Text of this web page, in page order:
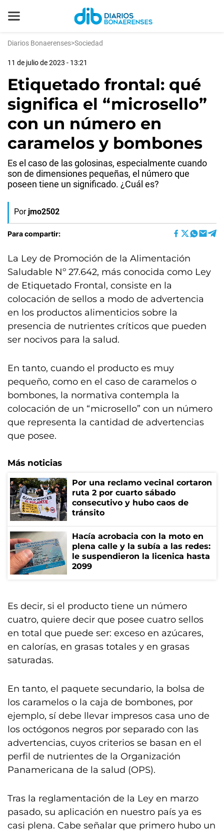
Diarios Bonaerenses>Sociedad
11 de julio de 2023 - 13:21
Etiquetado frontal: qué
significa el “microsello”
con un número en
caramelos y bombones
Es el caso de las golosinas, especialmente cuando
son de dimensiones pequeñas, el número que
poseen tiene un significado. ¿Cuál es?
Por jmo2502
Para compartir:
La Ley de Promoción de la Alimentación
Saludable Nº 27.642, más conocida como Ley
de Etiquetado Frontal, consiste en la
colocación de sellos a modo de advertencia
en los productos alimenticios sobre la
presencia de nutrientes críticos que pueden
ser nocivos para la salud.
En tanto, cuando el producto es muy
pequeño, como en el caso de caramelos o
bombones, la normativa contempla la
colocación de un “microsello” con un número
que representa la cantidad de advertencias
que posee.
Más noticias
Por una reclamo vecinal cortaron
ruta 2 por cuarto sábado
consecutivo y hubo caos de
tránsito
Hacía acrobacia con la moto en
plena calle y la subía a las redes:
le suspendieron la licenica hasta
2099
Es decir, si el producto tiene un número
cuatro, quiere decir que posee cuatro sellos
en total que puede ser: exceso en azúcares,
en calorías, en grasas totales y en grasas
saturadas.
En tanto, el paquete secundario, la bolsa de
los caramelos o la caja de bombones, por
ejemplo, sí debe llevar impresos casa uno de
los octógonos negros por separado con las
advertencias, cuyos criterios se basan en el
perfil de nutrientes de la Organización
Panamericana de la salud (OPS).
Tras la reglamentación de la Ley en marzo
pasado, su aplicación en nuestro país ya es
casi plena. Cabe señalar que primero hubo un